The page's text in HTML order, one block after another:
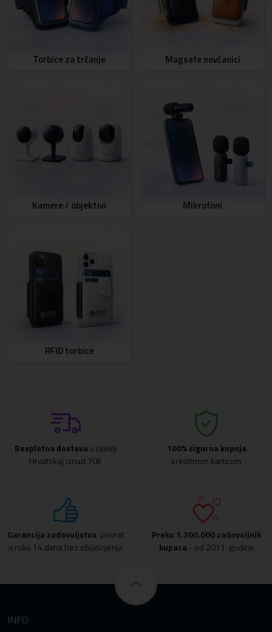
Torbice za trčanje Magsafe novčanici
Kamere / objektivi Mikrofoni
RFID torbice
Besplatna dostava u cijeloj
Hrvatskoj iznad 70€
100% sigurna kupnja
kreditnom karticom
Garancija zadovoljstva povrat
u roku 14 dana bez objašnjenja
Preko 1.300.000 zadovoljnih
kupaca - od 2011. godine
INFO